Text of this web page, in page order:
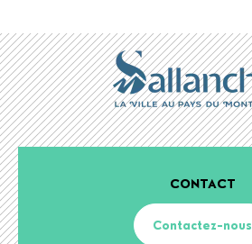
CONTACT
Contactez-nous